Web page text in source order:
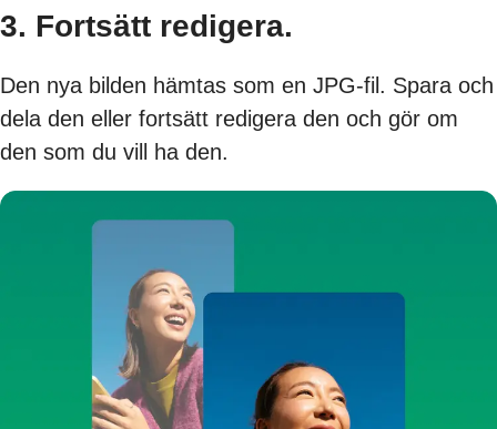
3. Fortsätt redigera.
Den nya bilden hämtas som en JPG-fil. Spara och
dela den eller fortsätt redigera den och gör om
den som du vill ha den.